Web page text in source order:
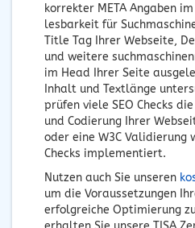
korrekter META Angaben
lesbarkeit für
Title Tag Ihrer Webseite,
und weitere
im Head Ihrer Seite
Inhalt und Textlänge
prüfen viele SEO Checks
und Codierung Ihrer
oder eine W3C Validierung
Checks implementiert.
Nutzen auch Sie unseren
um die Voraussetzungen
erfolgreiche Optimierung